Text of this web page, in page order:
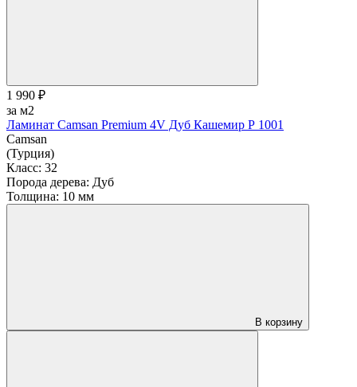
1 990 ₽
за м2
Ламинат Camsan Premium 4V Дуб Кашемир Р 1001
Camsan
(Турция)
Класс: 32
Порода дерева: Дуб
Толщина: 10 мм
В корзину